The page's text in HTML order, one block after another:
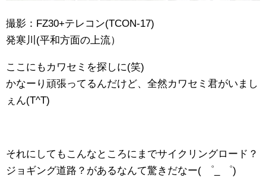
撮影：FZ30+テレコン(TCON-17)
発寒川(平和方面の上流）
ここにもカワセミを探しに(笑)
かなーり頑張ってるんだけど、全然カワセミ君がいまし
ぇん(T^T)
それにしてもこんなところにまでサイクリングロード？
ジョギング道路？があるなんて驚きだなー( ゜_ ゜)